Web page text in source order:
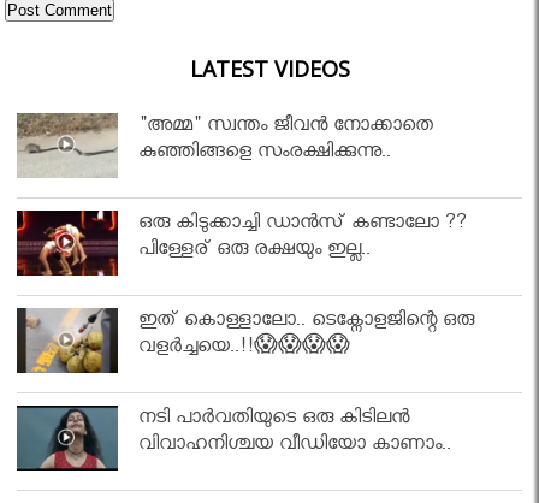
LATEST VIDEOS
"അമ്മ" സ്വന്തം ജീവൻ നോക്കാതെ
കുഞ്ഞിങ്ങളെ സംരക്ഷിക്കുന്നു..
ഒരു കിടുക്കാച്ചി ഡാൻസ് കണ്ടാലോ ??
പിള്ളേര് ഒരു രക്ഷയും ഇല്ല..
ഇത് കൊള്ളാലോ.. ടെക്നോളജിന്റെ ഒരു
വളർച്ചയെ..!!😱😱😱😱
നടി പാർവതിയുടെ ഒരു കിടിലൻ
വിവാഹനിശ്ചയ വീഡിയോ കാണാം..